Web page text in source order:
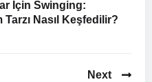
İçin Swinging:
Nasıl Keşfedilir?
Next